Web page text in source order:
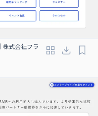
株式会社フラ